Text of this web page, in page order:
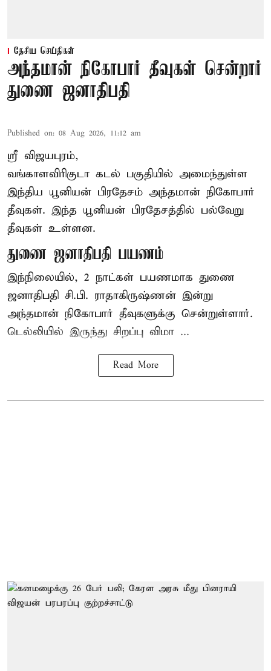
தேசிய செய்திகள்
அந்தமான் நிகோபார் தீவுகள் சென்றார்
துணை ஜனாதிபதி
Published on: 08 Aug 2026, 11:12 am
ஸ்ரீ விஜயபுரம்,
வங்காளவிரிகுடா கடல் பகுதியில் அமைந்துள்ள
இந்திய யூனியன் பிரதேசம் அந்தமான் நிகோபார்
தீவுகள். இந்த யூனியன் பிரதேசத்தில் பல்வேறு
தீவுகள் உள்ளன.
துணை ஜனாதிபதி பயணம்
இந்நிலையில், 2 நாட்கள் பயணமாக துணை
ஜனாதிபதி சி.பி. ராதாகிருஷ்ணன் இன்று
அந்தமான் நிகோபார் தீவுகளுக்கு சென்றுள்ளார்.
டெல்லியில் இருந்து சிறப்பு விமா ...
Read More